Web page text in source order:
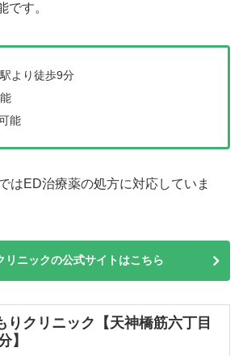
です。
より徒歩9分
能
はED治療薬の処方に対応していま
リニックの公式サイトはこちら
りクリニック【天神橋筋六丁目
】